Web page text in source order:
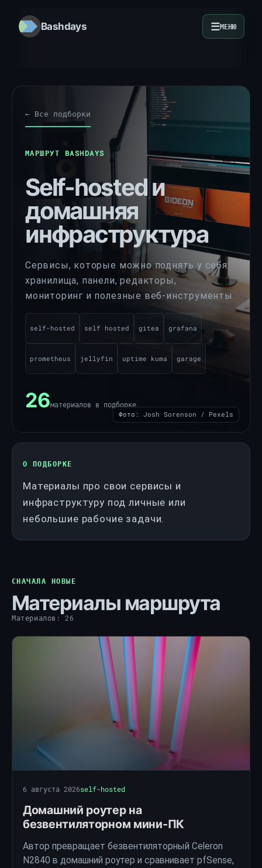
Bashdays ☰МЕНЮ
Фото: Josh Sorenson / Pexels
← Все подборки
МАРШРУТ BASHDAYS
Self-hosted и
домашняя
инфраструктура
Сервисы, которые можно поднять у себя:
хранилища, панели, редакторы,
мониторинг и полезные веб-инструменты.
self-hosted self hosted gitea grafana
prometheus jellyfin uptime kuma garage
26материалов в подборке
О ПОДБОРКЕ
Материалы про свои сервисы и
инфраструктуру под личные или
небольшие рабочие задачи.
СНАЧАЛА НОВЫЕ
Материалы маршрута
Материалов: 26
6 августа 2026self-hosted
Домашний роутер на
безвентиляторном мини-ПК
Автор превращает безвентиляторный Celeron
N2840 в домашний роутер и сравнивает pfSense,